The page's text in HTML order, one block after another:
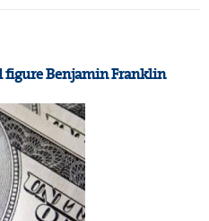
figure Benjamin Franklin